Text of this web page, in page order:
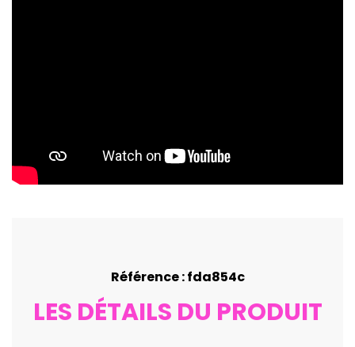
Référence : fda854c
LES DÉTAILS DU PRODUIT